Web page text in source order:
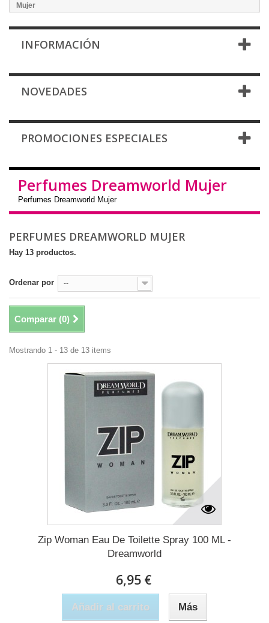
Mujer
INFORMACIÓN
NOVEDADES
PROMOCIONES ESPECIALES
Perfumes Dreamworld Mujer
Perfumes Dreamworld Mujer
PERFUMES DREAMWORLD MUJER
Hay 13 productos.
Ordenar por --
Comparar (0)
Mostrando 1 - 13 de 13 items
Zip Woman Eau De Toilette Spray 100 ML -
Dreamworld
6,95 €
Añadir al carrito Más